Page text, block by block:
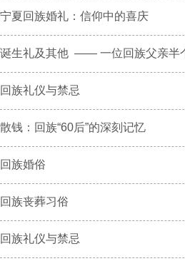
宁夏回族婚礼：信仰中的喜庆
诞生礼及其他 —— 一位回族父亲半
回族礼仪与禁忌
散钱：回族“60后”的深刻记忆
回族婚俗
回族丧葬习俗
回族礼仪与禁忌